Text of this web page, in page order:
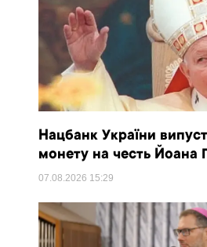
Нацбанк України
монету на честь Йоана
07.08.2026 15:29